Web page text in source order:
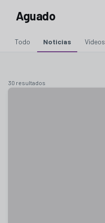
Aguado
Todo Noticias Vídeos
30 resultados